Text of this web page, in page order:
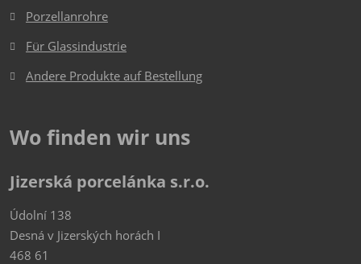
Porzellanrohre
Für Glassindustrie
Andere Produkte auf Bestellung
Wo finden wir uns
Jizerská porcelánka s.r.o.
Údolní 138
Desná v Jizerských horách I
468 61